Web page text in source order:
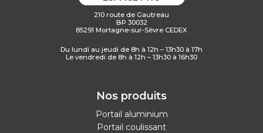
210 route de Gautreau
BP 30032
85291 Mortagne-sur-Sèvre CEDEX
Du lundi au jeudi de 8h à 12h – 13h30 à 17h
Le vendredi de 8h à 12h – 13h30 à 16h30
Nos produits
Portail aluminium
Portail coulissant